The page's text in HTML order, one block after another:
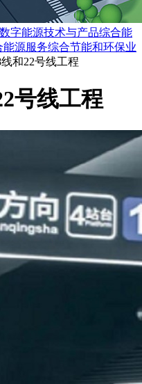
数字能源技术与产品综合能
源服务综合节能和环保业
和22号线工程
号线工程